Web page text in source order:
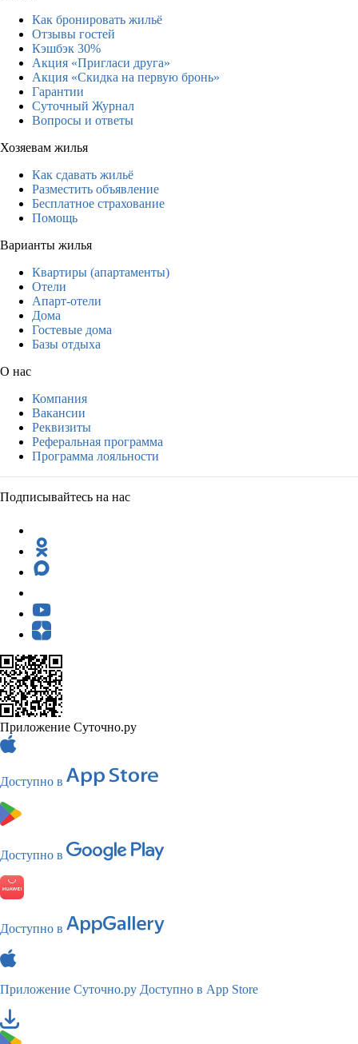
Как бронировать жильё
Отзывы гостей
Кэшбэк 30%
Акция «Пригласи друга»
Акция «Скидка на первую бронь»
Гарантии
Суточный Журнал
Вопросы и ответы
Хозяевам жилья
Как сдавать жильё
Разместить объявление
Бесплатное страхование
Помощь
Варианты жилья
Квартиры (апартаменты)
Отели
Апарт-отели
Дома
Гостевые дома
Базы отдыха
О нас
Компания
Вакансии
Реквизиты
Реферальная программа
Программа лояльности
Подписывайтесь на нас
Приложение Суточно.ру
Доступно в
Доступно в
Доступно в
Приложение Суточно.ру Доступно в App Store